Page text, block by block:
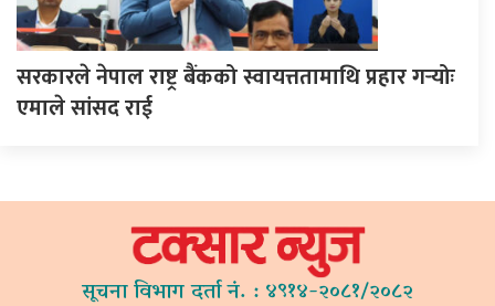
सरकारले नेपाल राष्ट्र बैंकको स्वायत्ततामाथि प्रहार गर्‍योः
एमाले सांसद राई
सूचना विभाग दर्ता नं. : ४९१४-२०८१/२०८२